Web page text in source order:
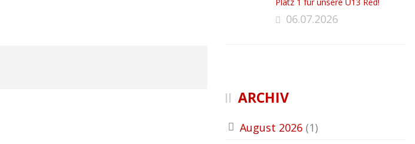
06.07.2026
ARCHIV
August 2026 (1)